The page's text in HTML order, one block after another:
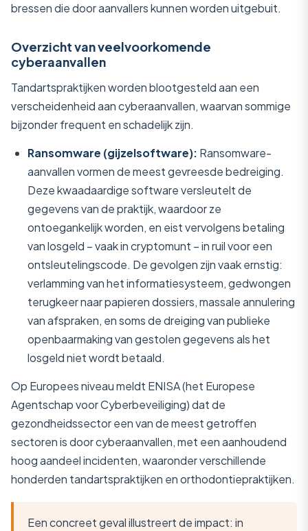
bressen die door aanvallers kunnen worden uitgebuit.
Overzicht van veelvoorkomende
cyberaanvallen
Tandartspraktijken worden blootgesteld aan een
verscheidenheid aan cyberaanvallen, waarvan sommige
bijzonder frequent en schadelijk zijn.
Ransomware (gijzelsoftware): Ransomware-
aanvallen vormen de meest gevreesde bedreiging.
Deze kwaadaardige software versleutelt de
gegevens van de praktijk, waardoor ze
ontoegankelijk worden, en eist vervolgens betaling
van losgeld – vaak in cryptomunt – in ruil voor een
ontsleutelingscode. De gevolgen zijn vaak ernstig:
verlamming van het informatiesysteem, gedwongen
terugkeer naar papieren dossiers, massale annulering
van afspraken, en soms de dreiging van publieke
openbaarmaking van gestolen gegevens als het
losgeld niet wordt betaald.
Op Europees niveau meldt ENISA (het Europese
Agentschap voor Cyberbeveiliging) dat de
gezondheidssector een van de meest getroffen
sectoren is door cyberaanvallen, met een aanhoudend
hoog aandeel incidenten, waaronder verschillende
honderden tandartspraktijken en orthodontiepraktijken.
Een concreet geval illustreert de impact: in